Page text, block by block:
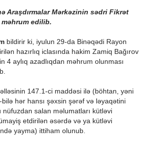
Araşdırmalar Mərkəzinin sədri Fikrət
məhrum edilib.
bildirir ki, iyulun 29-da Binəqədi Rayon
hazırlıq iclasında hakim Zamiq Bağırov
4 aylıq azadlıqdan məhrum olunması
147.1-ci maddəsi ilə (böhtan, yəni
hər hansı şəxsin şərəf və ləyaqətini
salan məlumatları kütləvi
etdirilən əsərdə və ya kütləvi
yayma) ittiham olunub.